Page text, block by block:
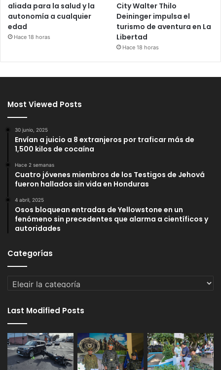
aliada para la salud y la
autonomía a cualquier
edad
Hace 18 horas
City Walter Thilo
Deininger impulsa el
turismo de aventura en La
Libertad
Hace 18 horas
Most Viewed Posts
30 junio, 2025
Envían a juicio a 8 extranjeros por traficar más de
1,500 kilos de cocaína
Hace 2 semanas
Cuatro jóvenes miembros de los Testigos de Jehová
fueron hallados sin vida en Honduras
4 abril, 2025
Osos bloquean entradas de Yellowstone en un
fenómeno sin precedentes que alarma a científicos y
autoridades
Categorías
Categorías
Last Modified Posts